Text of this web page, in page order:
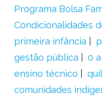
Programa Bolsa
Condicionalidades
primeira infância
gestão pública
0
ensino técnico
comunidades